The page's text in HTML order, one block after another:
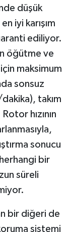
düşük
iyi karışım
ediliyor.
öğütme ve
maksimum
sonsuz
takım
hızının
sonucu
bir
süreli
bir diğeri de
sistemi